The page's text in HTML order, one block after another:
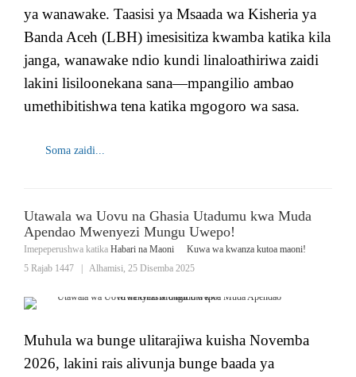
ya wanawake. Taasisi ya Msaada wa Kisheria ya
Banda Aceh (LBH) imesisitiza kwamba katika kila
janga, wanawake ndio kundi linaloathiriwa zaidi
lakini lisiloonekana sana—mpangilio ambao
umethibitishwa tena katika mgogoro wa sasa.
Soma zaidi...
Utawala wa Uovu na Ghasia Utadumu kwa Muda
Apendao Mwenyezi Mungu Uwepo!
Imepeperushwa katika Habari na Maoni
Kuwa wa kwanza kutoa maoni!
5 Rajab 1447
Alhamisi, 25 Disemba 2025
Muhula wa bunge ulitarajiwa kuisha Novemba
2026, lakini rais alivunja bunge baada ya